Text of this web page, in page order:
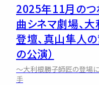
2025年11月のつ
曲シネマ劇場、
登壇、真山隼人の
の公演）
～大利根勝子師匠の登場
手